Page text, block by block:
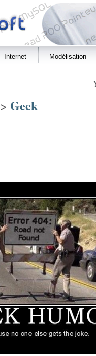
Internet Modélisation
> Geek